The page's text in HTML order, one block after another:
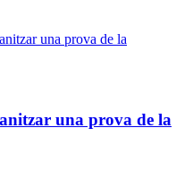
una prova de la